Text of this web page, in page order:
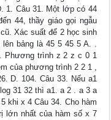
1. Câu 31. Một lớp có 44
44, thầy giáo gọi ngẫu
Xác suất để 2 học sinh
bảng là 45 5 45 5 A. .
Phương trình z 2 z c 0 1
của phương trình 2 2 1 ,
D. 104. Câu 33. Nếu a1
31 32 thì a1. a 2 . a 3 a
khi x 4 Câu 34. Cho hàm
lớn nhất của hàm số x 7